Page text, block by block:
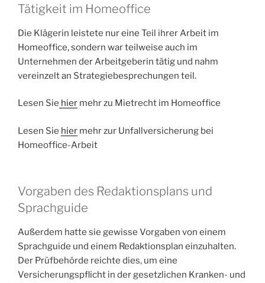
Tätigkeit im Homeoffice
Die Klägerin leistete nur eine Teil ihrer Arbeit im
Homeoffice, sondern war teilweise auch im
Unternehmen der Arbeitgeberin tätig und nahm
vereinzelt an Strategiebesprechungen teil.
Lesen Sie hier mehr zu Mietrecht im Homeoffice
Lesen Sie hier mehr zur Unfallversicherung bei
Homeoffice-Arbeit
Vorgaben des Redaktionsplans und
Sprachguide
Außerdem hatte sie gewisse Vorgaben von einem
Sprachguide und einem Redaktionsplan einzuhalten.
Der Prüfbehörde reichte dies, um eine
Versicherungspflicht in der gesetzlichen Kranken- und